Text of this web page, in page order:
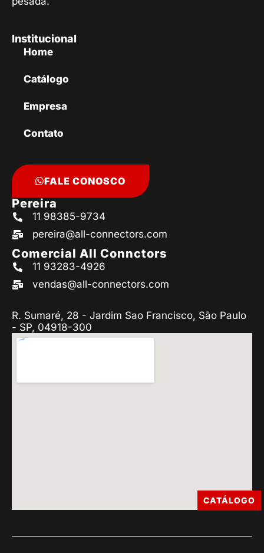
Institucional
Home
Catálogo
Empresa
Contato
FALE CONOSCO
Pereira
11 98385-9734
pereira@all-connectors.com
Comercial All Connctors
11 93283-4926
vendas@all-connectors.com
R. Sumaré, 28 - Jardim Sao Francisco, São Paulo
- SP, 04918-300
CATÁLOGO